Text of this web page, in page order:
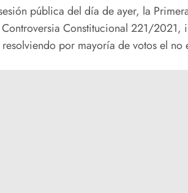
pública del día de ayer, la
Constitucional 221/2021,
por mayoría de votos el no